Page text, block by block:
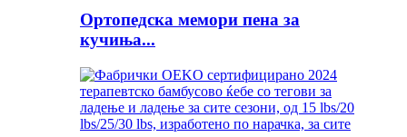
Ортопедска мемори пена за
кучиња...